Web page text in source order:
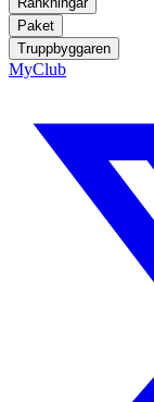
Paket
Truppbyggaren
MyClub